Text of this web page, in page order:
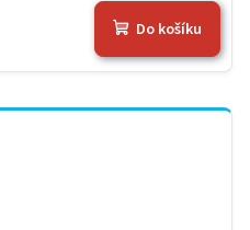
Do košíku